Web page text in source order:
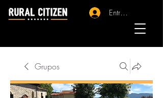
Entrar - Registro
Grupos